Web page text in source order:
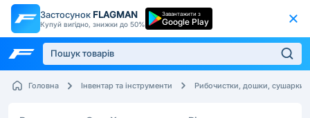
Застосунок FLAGMAN
Купуй вигідно, знижки до 50%
Завантажити з
Google Play
Головна Інвентар та інструменти Рибочистки, дошки, сушарки